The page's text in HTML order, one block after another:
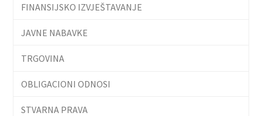
FINANSIJSKO IZVJEŠTAVANJE
JAVNE NABAVKE
TRGOVINA
OBLIGACIONI ODNOSI
STVARNA PRAVA